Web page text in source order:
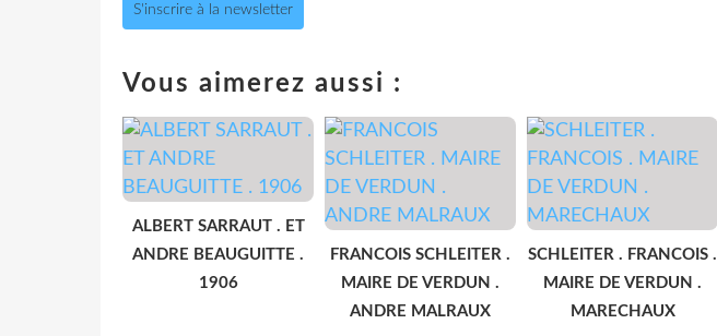
S'inscrire à la newsletter
Vous aimerez aussi :
ALBERT SARRAUT . ET
ANDRE BEAUGUITTE .
1906
FRANCOIS SCHLEITER .
MAIRE DE VERDUN .
ANDRE MALRAUX
SCHLEITER . FRANCOIS .
MAIRE DE VERDUN .
MARECHAUX